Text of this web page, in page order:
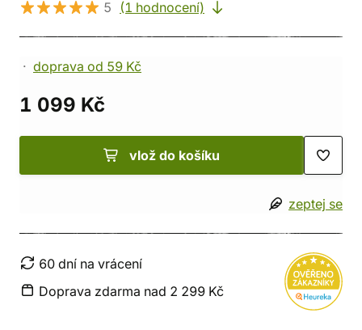
5
(1 hodnocení)
doprava od 59 Kč
1 099 Kč
vlož do košíku
zeptej se
60 dní na vrácení
Doprava zdarma nad 2 299 Kč